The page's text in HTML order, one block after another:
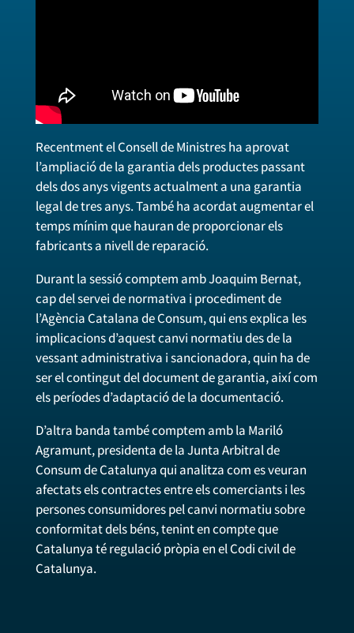
Recentment el Consell de Ministres ha aprovat
l’ampliació de la garantia dels productes passant
dels dos anys vigents actualment a una garantia
legal de tres anys. També ha acordat augmentar el
temps mínim que hauran de proporcionar els
fabricants a nivell de reparació.
Durant la sessió comptem amb Joaquim Bernat,
cap del servei de normativa i procediment de
l’Agència Catalana de Consum, qui ens explica les
implicacions d’aquest canvi normatiu des de la
vessant administrativa i sancionadora, quin ha de
ser el contingut del document de garantia, així com
els períodes d’adaptació de la documentació.
D’altra banda també comptem amb la Mariló
Agramunt, presidenta de la Junta Arbitral de
Consum de Catalunya qui analitza com es veuran
afectats els contractes entre els comerciants i les
persones consumidores pel canvi normatiu sobre
conformitat dels béns, tenint en compte que
Catalunya té regulació pròpia en el Codi civil de
Catalunya.